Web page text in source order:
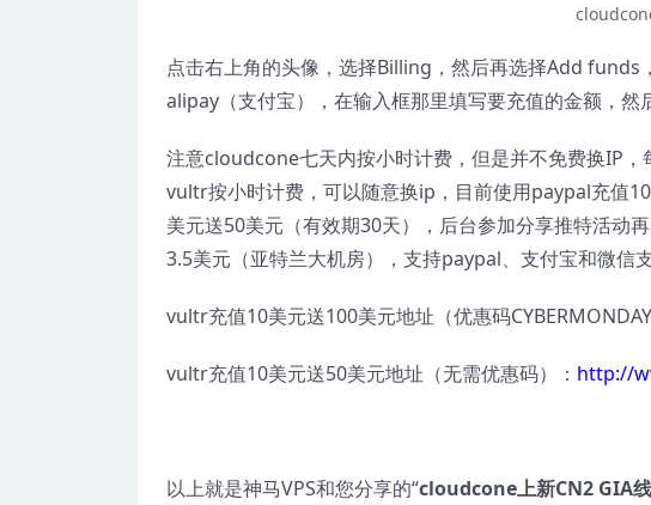
点击右上角的头像，选择Billing，然后再选择Add
alipay（支付宝），在输入框那里填写要充值的金额，然
注意cloudcone七天内按小时计费，但是并不免费换IP
vultr按小时计费，可以随意换ip，目前使用paypal充值
美元送50美元（有效期30天），后台参加分享推特活动
3.5美元（亚特兰大机房），支持paypal、支付宝和微信
vultr充值10美元送100美元地址（优惠码
vultr充值10美元送50美元地址（无需优惠码）： http://
以上就是神马VPS和您分享的“cloudcone上新CN2 GIA